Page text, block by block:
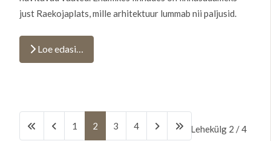
just Raekojaplats, mille arhitektuur lummab nii paljusid.
Loe edasi…
Lehekülg 2 / 4
1 2 3 4